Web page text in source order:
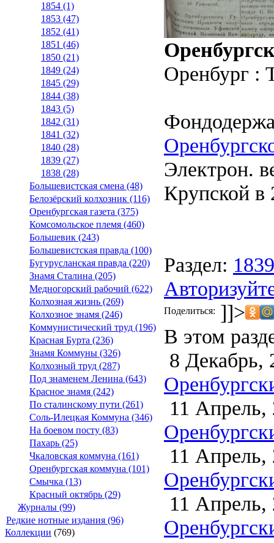
1854 (1)
1853 (47)
1852 (41)
1851 (46)
1850 (21)
1849 (24)
1845 (29)
1844 (38)
1843 (5)
1842 (31)
1841 (32)
1840 (28)
1839 (27)
1838 (28)
Большевистская смена (48)
Белозёрский колхозник (116)
Оренбургская газета (375)
Комсомольское племя (460)
Большевик (243)
Большевистская правда (100)
Бугурусланская правда (220)
Знамя Сталина (205)
Медногорский рабочий (622)
Колхозная жизнь (269)
Колхозное знамя (246)
Коммунистический труд (196)
Красная Бурта (236)
Знамя Коммуны (326)
Колхозный труд (287)
Под знаменем Ленина (643)
Красное знамя (242)
По сталинскому пути (261)
Соль-Илецкая Коммуна (346)
На боевом посту (83)
Пахарь (25)
Чкаловская коммуна (161)
Оренбургская коммуна (101)
Смычка (13)
Красный октябрь (29)
Журналы (99)
Редкие нотные издания (96)
Коллекции (769)
Оренбург :
Электрон.
Крупской в
Раздел: 1839
Поделиться: ]]>
В этом
8 Декабрь,
11 Апрель,
11 Апрель,
11 Апрель,